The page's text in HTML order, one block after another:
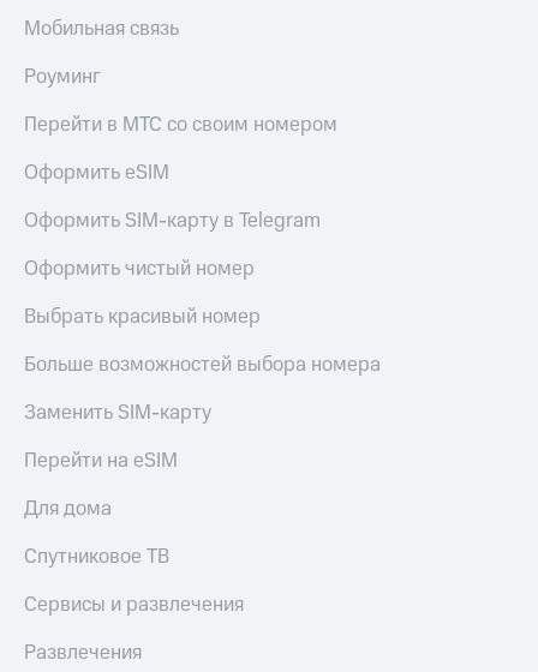
Мобильная связь
Роуминг
Перейти в МТС со своим номером
Оформить eSIM
Оформить SIM-карту в Telegram
Оформить чистый номер
Выбрать красивый номер
Больше возможностей выбора номера
Заменить SIM-карту
Перейти на eSIM
Для дома
Спутниковое ТВ
Сервисы и развлечения
Развлечения